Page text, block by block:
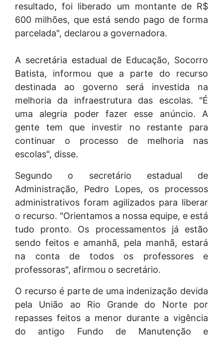
resultado, foi liberado um montante de R$
600 milhões, que está sendo pago de forma
parcelada", declarou a governadora.
A secretária estadual de Educação, Socorro
Batista, informou que a parte do recurso
destinada ao governo será investida na
melhoria da infraestrutura das escolas. "É
uma alegria poder fazer esse anúncio. A
gente tem que investir no restante para
continuar o processo de melhoria nas
escolas", disse.
Segundo o secretário estadual de
Administração, Pedro Lopes, os processos
administrativos foram agilizados para liberar
o recurso. "Orientamos a nossa equipe, e está
tudo pronto. Os processamentos já estão
sendo feitos e amanhã, pela manhã, estará
na conta de todos os professores e
professoras", afirmou o secretário.
O recurso é parte de uma indenização devida
pela União ao Rio Grande do Norte por
repasses feitos a menor durante a vigência
do antigo Fundo de Manutenção e